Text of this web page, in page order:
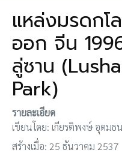
แหล่งมรดกโ
ออก จีน
ลู่ซาน
Park)
รายละเอียด
เขียนโดย: เกียรติพงษ์ อุดมธ
สร้างเมื่อ: 25 ธันวาคม 2537